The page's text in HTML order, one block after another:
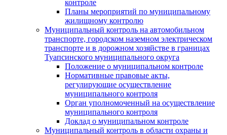
контроле
Планы мероприятий по муниципальному
жилищному контролю
Муниципальный контроль на автомобильном
транспорте, городском наземном электрическом
транспорте и в дорожном хозяйстве в границах
Туапсинского муниципального округа
Положение о муниципальном контроле
Нормативные правовые акты,
регулирующие осуществление
муниципального контроля
Орган уполномоченный на осуществление
муниципального контроля
Доклад о муниципальном контроле
Муниципальный контроль в области охраны и